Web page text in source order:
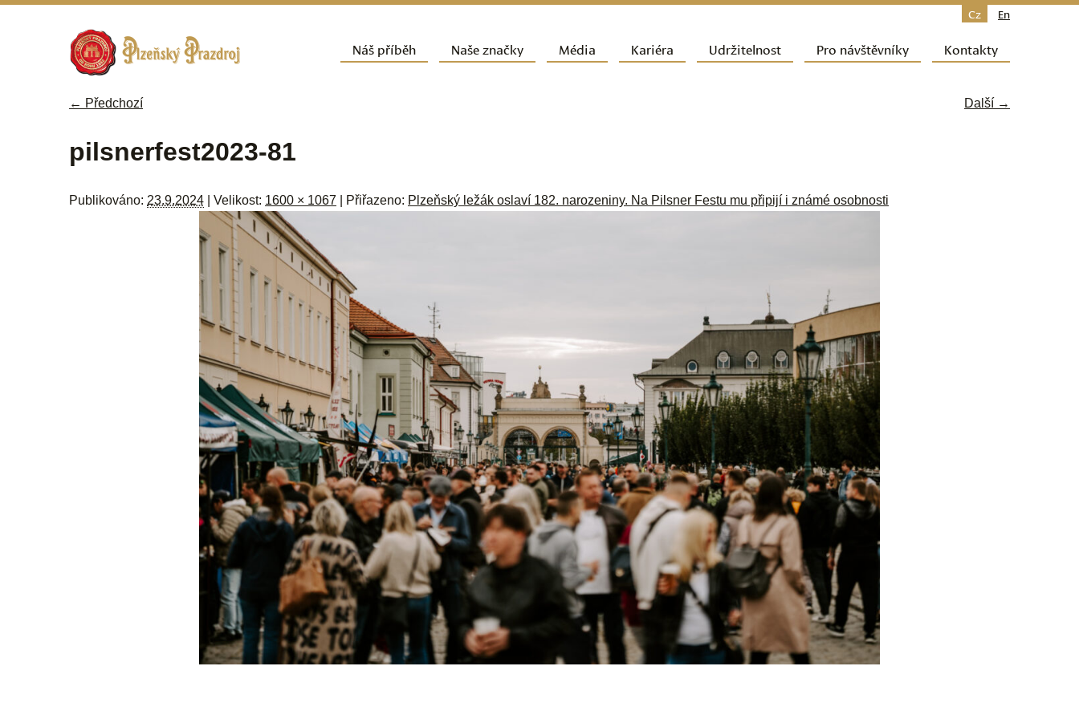
Cz En
Hlavní navigační menu
Přejít k hlavnímu obsahu webu
Náš příběh Naše značky Média Kariéra Udržitelnost Pro návštěvníky Kontakty
← Předchozí Další →
pilsnerfest2023-81
Publikováno: 23.9.2024 | Velikost: 1600 × 1067 | Přiřazeno: Plzeňský ležák oslaví 182. narozeniny. Na Pilsner Festu mu připijí i známé osobnosti